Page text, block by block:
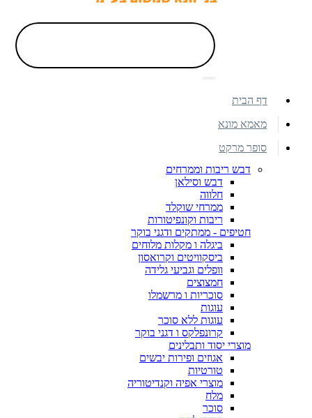
דף הבית
מאמא מונא
סופר מרקט
דבש ריבות וממרחים
דבש וסילאן
חלווה
ממרחי שוקלד
ריבות וקונפיטורות
חטיפים - ממתקים ודגני בוקר
ביגלה ו מקלות מלוחים
ביסקוויטים וקרואסון
וופלים וגביעי גלידה
חמצוצים
סוכריות ו מרשמלו
עוגות
עוגות ללא סוכר
קרונפלקס ו דגני בוקר
מוצרי יסוד ותבלינים
אגוזים ופירות יבשים
טורטיות
מוצרי אפיה וקנדיטוריה
מלח
סוכר